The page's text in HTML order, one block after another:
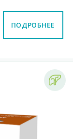
ПОДРОБНЕЕ